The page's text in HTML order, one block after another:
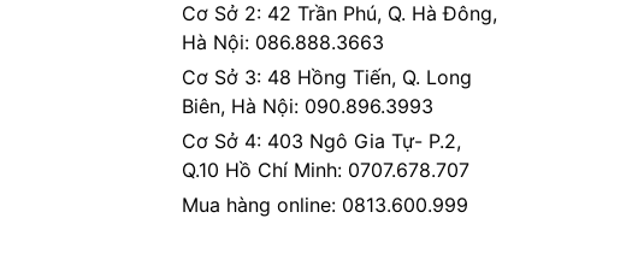
Cơ Sở 2: 42 Trần Phú, Q. Hà Đông,
Hà Nội: 086.888.3663
Cơ Sở 3: 48 Hồng Tiến, Q. Long
Biên, Hà Nội: 090.896.3993
Cơ Sở 4: 403 Ngô Gia Tự- P.2,
Q.10 Hồ Chí Minh: 0707.678.707
Mua hàng online: 0813.600.999